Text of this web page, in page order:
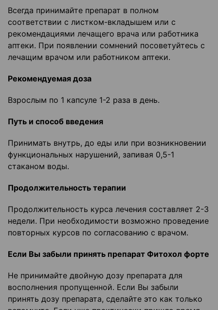
Всегда принимайте препарат в полном
соответствии с листком-вкладышем или с
рекомендациями лечащего врача или работника
аптеки. При появлении сомнений посоветуйтесь с
лечащим врачом или работником аптеки.
Рекомендуемая доза
Взрослым по 1 капсуле 1-2 раза в день.
Путь и способ введения
Принимать внутрь, до еды или при возникновении
функциональных нарушений, запивая 0,5-1
стаканом воды.
Продолжительность терапии
Продолжительность курса лечения составляет 2-3
недели. При необходимости возможно проведение
повторных курсов по согласованию с врачом.
Если Вы забыли принять препарат Фитохол форте
Не принимайте двойную дозу препарата для
восполнения пропущенной. Если Вы забыли
принять дозу препарата, сделайте это как только